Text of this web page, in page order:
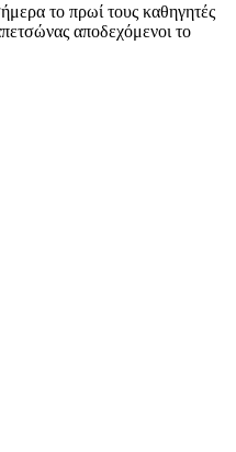
το πρωί τους καθηγητές
αποδεχόμενοι το